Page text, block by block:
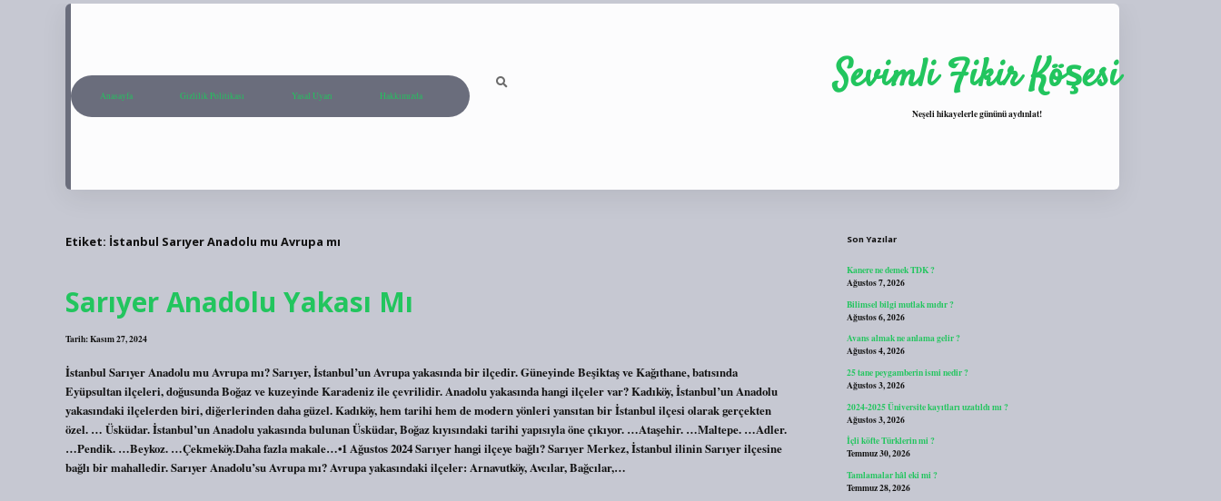
Anasayfa Gizlilik Politikası Yasal Uyarı Hakkımızda Sevimli Fikir Köşesi
Neşeli hikayelerle gününü aydınlat!
Etiket: İstanbul Sarıyer Anadolu mu Avrupa mı
Sarıyer Anadolu Yakası Mı
Tarih: Kasım 27, 2024
İstanbul Sarıyer Anadolu mu Avrupa mı? Sarıyer, İstanbul’un Avrupa yakasında bir ilçedir. Güneyinde Beşiktaş ve Kağıthane, batısında
Eyüpsultan ilçeleri, doğusunda Boğaz ve kuzeyinde Karadeniz ile çevrilidir. Anadolu yakasında hangi ilçeler var? Kadıköy, İstanbul’un Anadolu
yakasındaki ilçelerden biri, diğerlerinden daha güzel. Kadıköy, hem tarihi hem de modern yönleri yansıtan bir İstanbul ilçesi olarak gerçekten
özel. … Üsküdar. İstanbul’un Anadolu yakasında bulunan Üsküdar, Boğaz kıyısındaki tarihi yapısıyla öne çıkıyor. …Ataşehir. …Maltepe. …Adler.
…Pendik. …Beykoz. …Çekmeköy.Daha fazla makale…•1 Ağustos 2024 Sarıyer hangi ilçeye bağlı? Sarıyer Merkez, İstanbul ilinin Sarıyer ilçesine
bağlı bir mahalledir. Sarıyer Anadolu’su Avrupa mı? Avrupa yakasındaki ilçeler: Arnavutköy, Avcılar, Bağcılar,…
Son Yazılar
Kanere ne demek TDK ?
Ağustos 7, 2026
Bilimsel bilgi mutlak mıdır ?
Ağustos 6, 2026
Avans almak ne anlama gelir ?
Ağustos 4, 2026
25 tane peygamberin ismi nedir ?
Ağustos 3, 2026
2024-2025 Üniversite kayıtları uzatıldı mı ?
Ağustos 3, 2026
İçli köfte Türklerin mi ?
Temmuz 30, 2026
Tamlamalar hâl eki mi ?
Temmuz 28, 2026